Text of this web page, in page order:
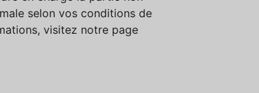
selon vos conditions de
visitez notre page